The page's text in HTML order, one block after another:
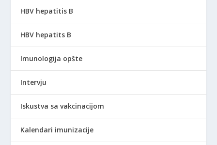
HBV hepatitis B
HBV hepatits B
Imunologija opšte
Intervju
Iskustva sa vakcinacijom
Kalendari imunizacije